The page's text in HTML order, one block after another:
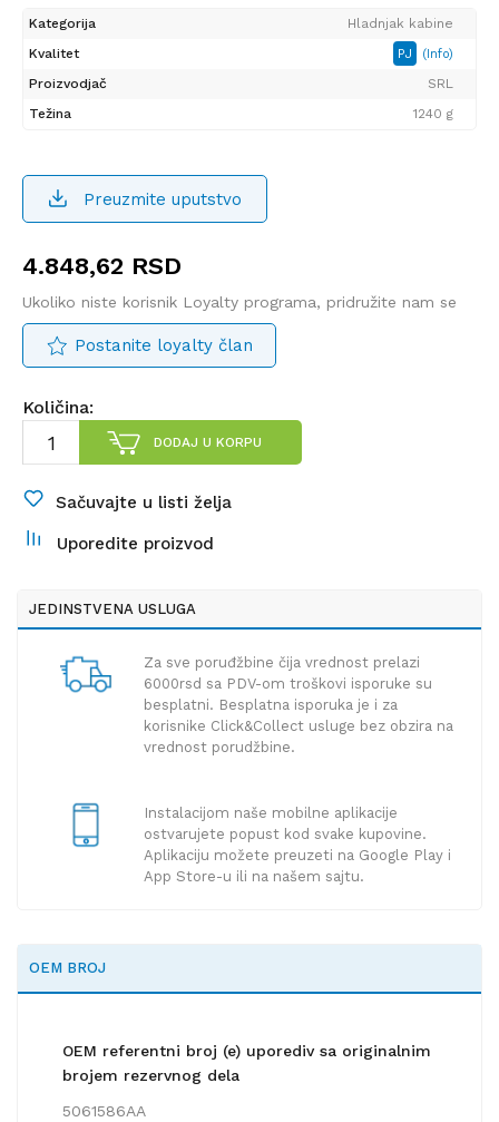
Kategorija
Hladnjak kabine
Kvalitet
PJ (Info)
Proizvodjač
SRL
Težina
1240 g
Preuzmite uputstvo
4.848,62 RSD
Ukoliko niste korisnik Loyalty programa, pridružite nam se
Postanite loyalty član
Količina:
DODAJ U KORPU
Sačuvajte u listi želja
Uporedite proizvod
JEDINSTVENA USLUGA
Za sve poruđžbine čija vrednost prelazi
6000rsd sa PDV-om troškovi isporuke su
besplatni. Besplatna isporuka je i za
korisnike Click&Collect usluge bez obzira na
vrednost porudžbine.
Instalacijom naše mobilne aplikacije
ostvarujete popust kod svake kupovine.
Aplikaciju možete preuzeti na Google Play i
App Store-u ili na našem sajtu.
OEM BROJ
OEM referentni broj (e) uporediv sa originalnim
brojem rezervnog dela
5061586AA